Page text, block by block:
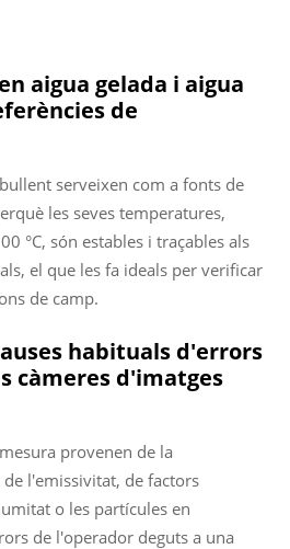
aigua gelada i aigua
de
serveixen com a fonts de
les seves temperatures,
°C, són estables i traçables als
el que les fa ideals per verificar
de camp.
habituals d'errors
càmeres d'imatges
provenen de la
l'emissivitat, de factors
o les partícules en
de l'operador deguts a una